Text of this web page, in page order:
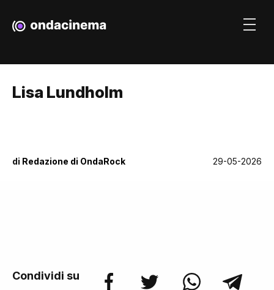
Lisa Lundholm
di Redazione di OndaRock 29-05-2026
Condividi su